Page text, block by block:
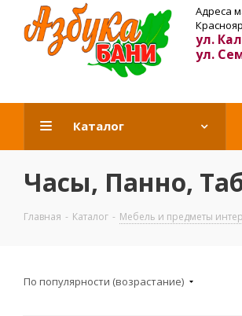
Адреса
ул.
ул.
Каталог
Часы, Панно,
Главная - Каталог - Мебель и предметы
По популярности (возрастание)